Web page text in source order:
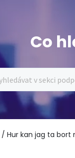
Co
/ Hur kan jag ta bort